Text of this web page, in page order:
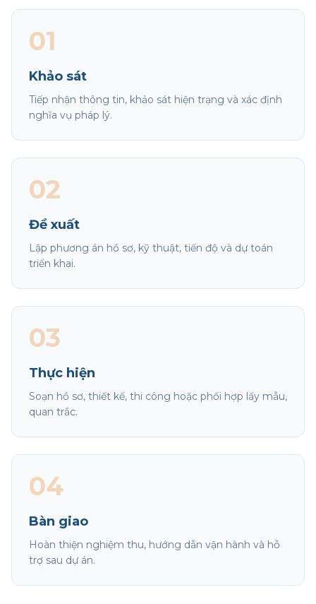
01
Khảo sát
Tiếp nhận thông tin, khảo sát hiện trạng và xác định
nghĩa vụ pháp lý.
02
Đề xuất
Lập phương án hồ sơ, kỹ thuật, tiến độ và dự toán
triển khai.
03
Thực hiện
Soạn hồ sơ, thiết kế, thi công hoặc phối hợp lấy mẫu,
quan trắc.
04
Bàn giao
Hoàn thiện nghiệm thu, hướng dẫn vận hành và hỗ
trợ sau dự án.